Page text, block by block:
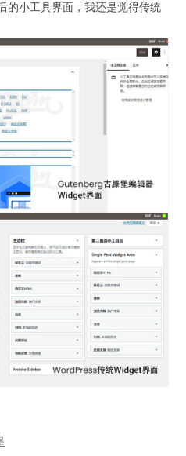
的小工具界面，我还是觉得传统